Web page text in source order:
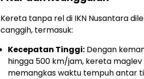
Kereta tanpa rel di IKN Nusantara
canggih, termasuk:
Kecepatan Tinggi: Dengan
hingga 500 km/jam, kereta
memangkas waktu tempuh antar